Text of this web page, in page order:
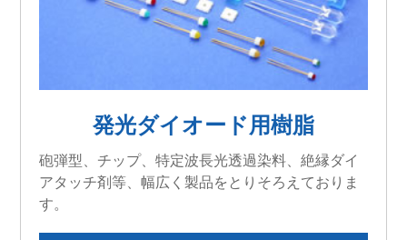
発光ダイオード用樹脂
砲弾型、チップ、特定波長光透過染料、絶縁ダイ
アタッチ剤等、幅広く製品をとりそろえておりま
す。